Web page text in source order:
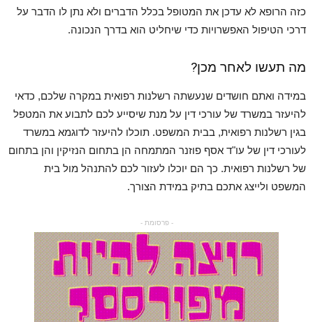
כזה הרופא לא עדכן את המטופל בכלל הדברים ולא נתן לו הדבר על
דרכי הטיפול האפשרויות כדי שיחליט הוא בדרך הנכונה.
מה תעשו לאחר מכן?
במידה ואתם חושדים שנעשתה רשלנות רפואית במקרה שלכם, כדאי
להיעזר במשרד של עורכי דין על מנת שיסייע לכם לתבוע את המטפל
בגין רשלנות רפואית, בבית המשפט. תוכלו להיעזר לדוגמא במשרד
לעורכי דין של עו"ד אסף פוזנר המתמחה הן בתחום הנזיקין והן בתחום
של רשלנות רפואית. כך הם יוכלו לעזור לכם להתנהל מול בית
המשפט ולייצג אתכם בתיק במידת הצורך.
- פרסומת -